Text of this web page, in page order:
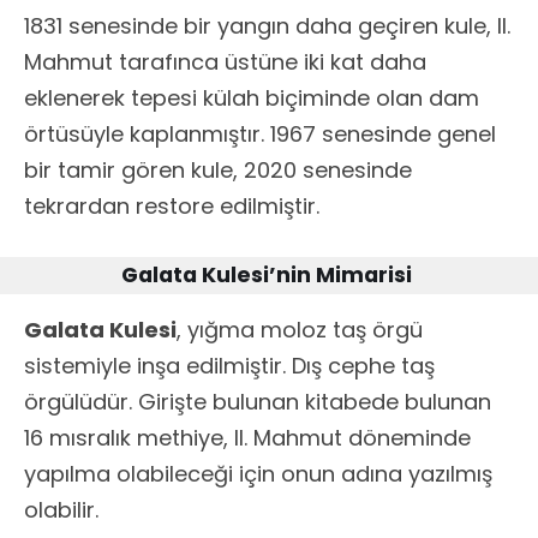
1831 senesinde bir yangın daha geçiren kule, II.
Mahmut tarafınca üstüne iki kat daha
eklenerek tepesi külah biçiminde olan dam
örtüsüyle kaplanmıştır. 1967 senesinde genel
bir tamir gören kule, 2020 senesinde
tekrardan restore edilmiştir.
Galata Kulesi’nin Mimarisi
Galata Kulesi, yığma moloz taş örgü
sistemiyle inşa edilmiştir. Dış cephe taş
örgülüdür. Girişte bulunan kitabede bulunan
16 mısralık methiye, II. Mahmut döneminde
yapılma olabileceği için onun adına yazılmış
olabilir.